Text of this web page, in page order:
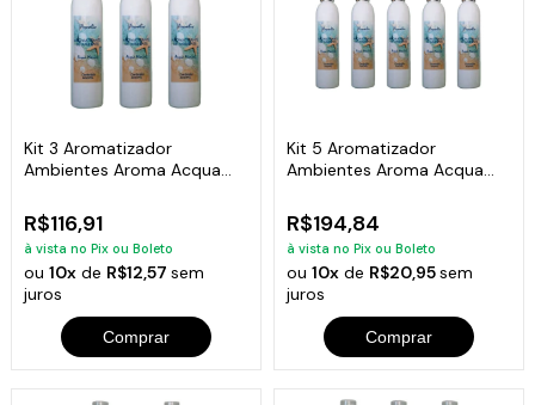
Kit 3 Aromatizador
Ambientes Aroma Acqua
R$116,91
à vista no Pix ou Boleto
ou10x de R$12,57sem
juros
Comprar
Kit 5 Aromatizador
Ambientes Aroma Acqua
R$194,84
à vista no Pix ou Boleto
ou 10xde R$20,95sem
juros
Comprar